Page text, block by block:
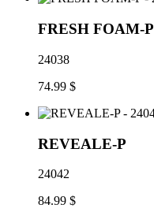
FRESH FOAM-P
24038
74.99 $
REVEALE-P
24042
84.99 $